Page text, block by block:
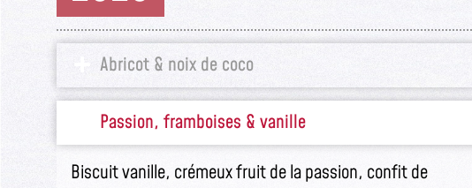
Abricot & noix de coco
Biscuit croustillant noisettes, confit d’abricot & mousse noix
de coco.